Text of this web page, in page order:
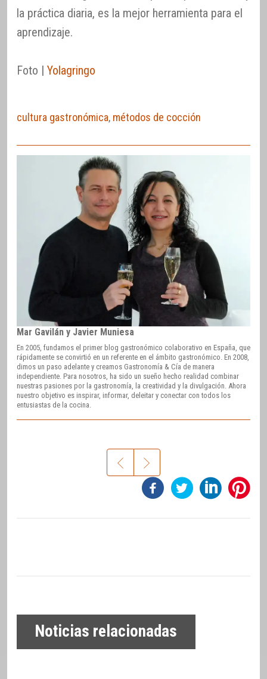
la práctica diaria, es la mejor herramienta para el
aprendizaje.
Foto | Yolagringo
cultura gastronómica, métodos de cocción
Mar Gavilán y Javier Muniesa
En 2005, fundamos el primer blog gastronómico colaborativo en España, que
rápidamente se convirtió en un referente en el ámbito gastronómico. En 2008,
dimos un paso adelante y creamos Gastronomía & Cía de manera
independiente. Para nosotros, ha sido un sueño hecho realidad combinar
nuestras pasiones por la gastronomía, la creatividad y la divulgación. Ahora
nuestro objetivo es inspirar, informar, deleitar y conectar con todos los
entusiastas de la cocina.
Noticias relacionadas